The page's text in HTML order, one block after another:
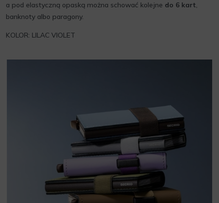
a pod elastyczną opaską można schować kolejne do 6 kart,
banknoty albo paragony.
KOLOR: LILAC VIOLET